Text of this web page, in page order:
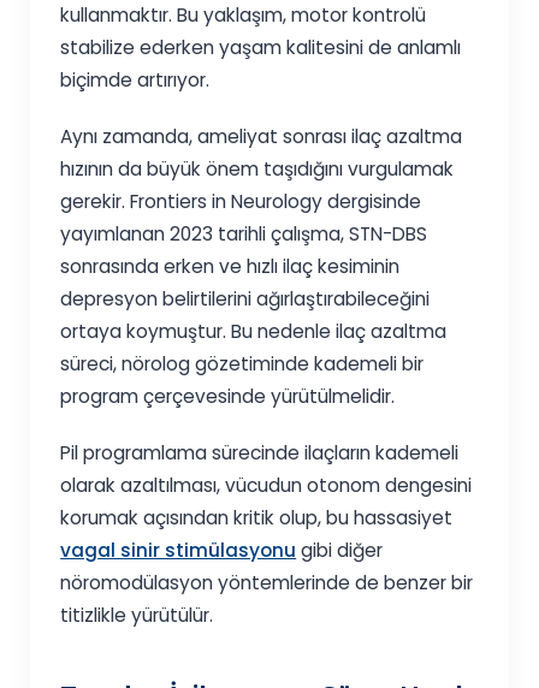
kullanmaktır. Bu yaklaşım, motor kontrolü
stabilize ederken yaşam kalitesini de anlamlı
biçimde artırıyor.
Aynı zamanda, ameliyat sonrası ilaç azaltma
hızının da büyük önem taşıdığını vurgulamak
gerekir. Frontiers in Neurology dergisinde
yayımlanan 2023 tarihli çalışma, STN-DBS
sonrasında erken ve hızlı ilaç kesiminin
depresyon belirtilerini ağırlaştırabileceğini
ortaya koymuştur. Bu nedenle ilaç azaltma
süreci, nörolog gözetiminde kademeli bir
program çerçevesinde yürütülmelidir.
Pil programlama sürecinde ilaçların kademeli
olarak azaltılması, vücudun otonom dengesini
korumak açısından kritik olup, bu hassasiyet
vagal sinir stimülasyonu gibi diğer
nöromodülasyon yöntemlerinde de benzer bir
titizlikle yürütülür.